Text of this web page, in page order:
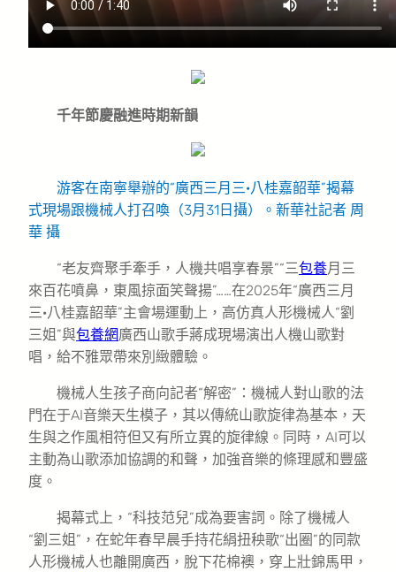
千年節慶融進時期新韻
游客在南寧舉辦的“廣西三月三·八桂嘉韶華”揭幕
式現場跟機械人打召喚（3月31日攝）。新華社記者 周
華 攝
“老友齊聚手牽手，人機共唱享春景”“三包養月三
來百花噴鼻，東風掠面笑聲揚”……在2025年“廣西三月
三·八桂嘉韶華”主會場運動上，高仿真人形機械人“劉
三姐”與包養網廣西山歌手蔣成現場演出人機山歌對
唱，給不雅眾帶來別緻體驗。
機械人生孩子商向記者“解密”：機械人對山歌的法
門在于AI音樂天生模子，其以傳統山歌旋律為基本，天
生與之作風相符但又有所立異的旋律線。同時，AI可以
主動為山歌添加協調的和聲，加強音樂的條理感和豐盛
度。
揭幕式上，“科技范兒”成為要害詞。除了機械人
“劉三姐”，在蛇年春早晨手持花絹扭秧歌“出圈”的同款
人形機械人也離開廣西，脫下花棉襖，穿上壯錦馬甲，